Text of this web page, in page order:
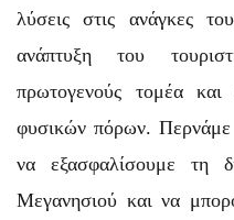
λύσεις στις ανάγκες
ανάπτυξη του
πρωτογενούς τομέα
φυσικών πόρων. Περνάμε
να εξασφαλίσουμε τη
Μεγανησιού και να